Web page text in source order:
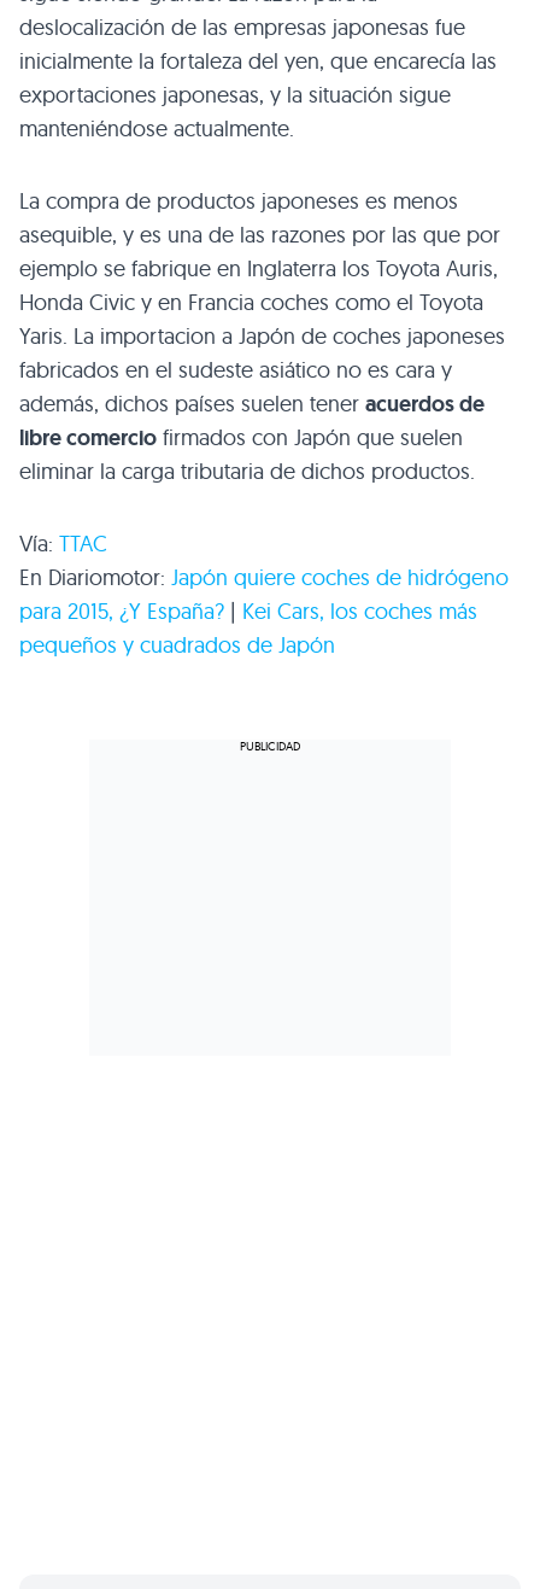
deslocalización de las empresas japonesas fue
inicialmente la fortaleza del yen, que encarecía las
exportaciones japonesas, y la situación sigue
manteniéndose actualmente.
La compra de productos japoneses es menos
asequible, y es una de las razones por las que por
ejemplo se fabrique en Inglaterra los Toyota Auris,
Honda Civic y en Francia coches como el Toyota
Yaris. La importacion a Japón de coches japoneses
fabricados en el sudeste asiático no es cara y
además, dichos países suelen tener acuerdos de
libre comercio firmados con Japón que suelen
eliminar la carga tributaria de dichos productos.
Vía: TTAC
En Diariomotor: Japón quiere coches de hidrógeno
para 2015, ¿Y España? | Kei Cars, los coches más
pequeños y cuadrados de Japón